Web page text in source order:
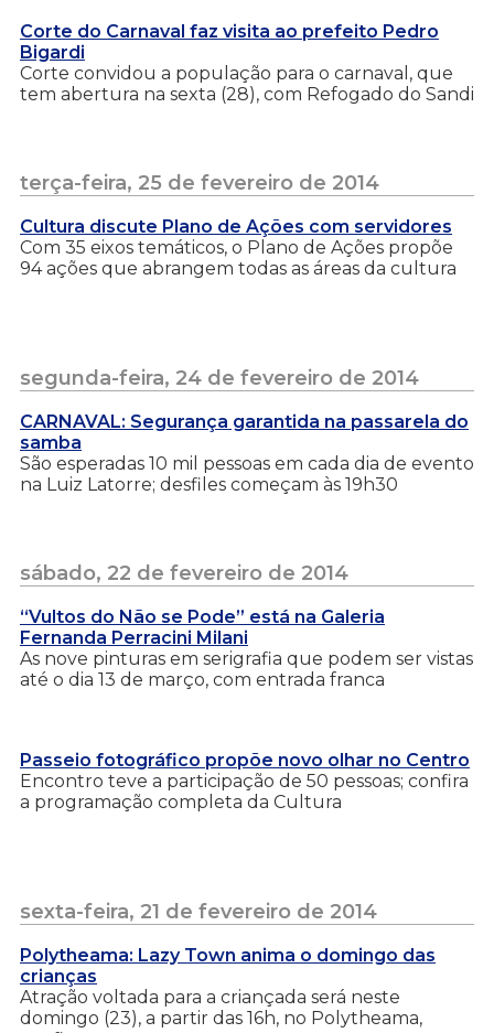
Corte do Carnaval faz visita ao prefeito Pedro
Bigardi
Corte convidou a população para o carnaval, que
tem abertura na sexta (28), com Refogado do Sandi
terça-feira, 25 de fevereiro de 2014
Cultura discute Plano de Ações com servidores
Com 35 eixos temáticos, o Plano de Ações propõe
94 ações que abrangem todas as áreas da cultura
segunda-feira, 24 de fevereiro de 2014
CARNAVAL: Segurança garantida na passarela do
samba
São esperadas 10 mil pessoas em cada dia de evento
na Luiz Latorre; desfiles começam às 19h30
sábado, 22 de fevereiro de 2014
“Vultos do Não se Pode” está na Galeria
Fernanda Perracini Milani
As nove pinturas em serigrafia que podem ser vistas
até o dia 13 de março, com entrada franca
Passeio fotográfico propõe novo olhar no Centro
Encontro teve a participação de 50 pessoas; confira
a programação completa da Cultura
sexta-feira, 21 de fevereiro de 2014
Polytheama: Lazy Town anima o domingo das
crianças
Atração voltada para a criançada será neste
domingo (23), a partir das 16h, no Polytheama,